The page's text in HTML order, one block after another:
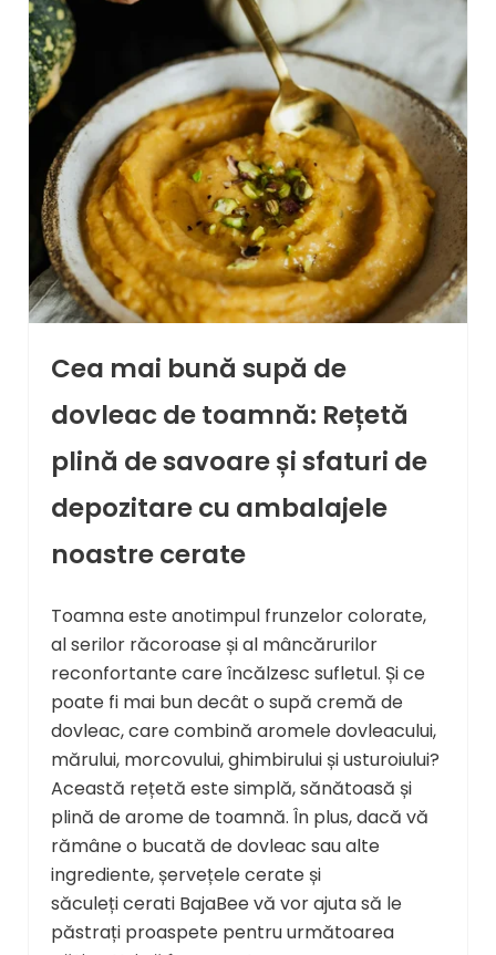
Cea mai bună supă de
dovleac de toamnă: Rețetă
plină de savoare și sfaturi de
depozitare cu ambalajele
noastre cerate
Toamna este anotimpul frunzelor colorate,
al serilor răcoroase și al mâncărurilor
reconfortante care încălzesc sufletul. Și ce
poate fi mai bun decât o supă cremă de
dovleac, care combină aromele dovleacului,
mărului, morcovului, ghimbirului și usturoiului?
Această rețetă este simplă, sănătoasă și
plină de arome de toamnă. În plus, dacă vă
rămâne o bucată de dovleac sau alte
ingrediente, șervețele cerate și
săculeți cerati BajaBee vă vor ajuta să le
păstrați proaspete pentru următoarea